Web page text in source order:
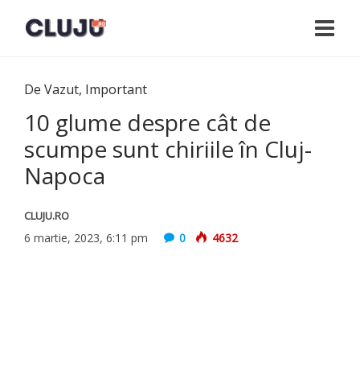
De Vazut, Important
10 glume despre cât de
scumpe sunt chiriile în Cluj-
Napoca
CLUJU.RO
6 martie, 2023, 6:11 pm 0 4632